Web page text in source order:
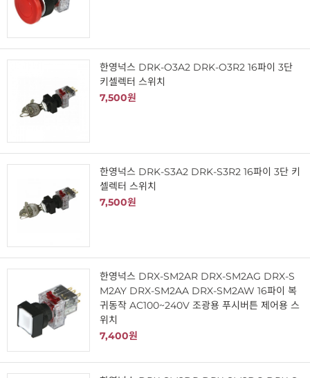
한영넉스 DRK-O3A2 DRK-O3R2 16파이 3단
키셀렉터 스위치
7,500원
한영넉스 DRK-S3A2 DRK-S3R2 16파이 3단 키
셀렉터 스위치
7,500원
한영넉스 DRX-SM2AR DRX-SM2AG DRX-S
M2AY DRX-SM2AA DRX-SM2AW 16파이 복
귀동작 AC100~240V 조광용 푸시버튼 제어용 스
위치
7,400원